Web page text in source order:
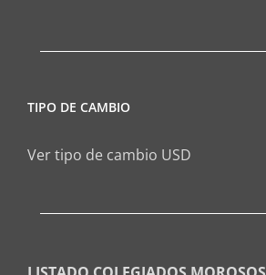
TIPO DE CAMBIO
Ver tipo de cambio USD